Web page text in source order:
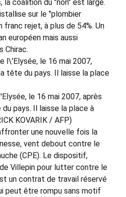
coalition du "non" est large.
sur le "plombier
franc rejet, à plus de 54%. Un
européen mais aussi
Chirac.
le 16 mai 2007, après
pays. Il laisse la place à
KOVARIK / AFP)
une nouvelle fois la
vent debout contre le
(CPE). Le dispositif,
Villepin pour lutter contre le
un contrat de travail réservé
peut être rompu sans motif